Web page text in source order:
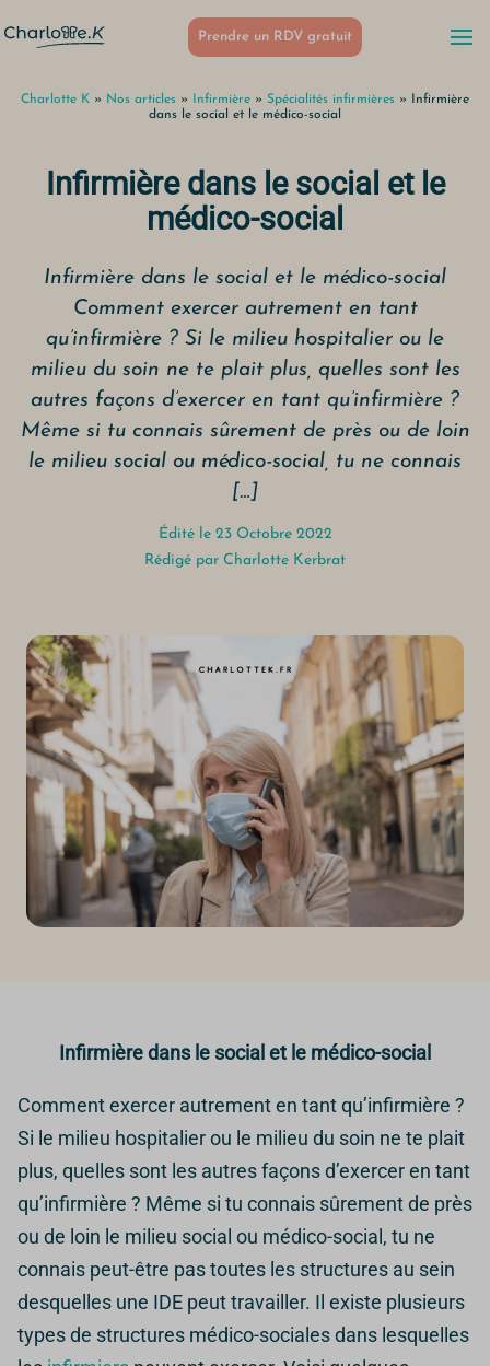
Prendre un RDV gratuit
Charlotte K » Nos articles » Infirmière » Spécialités infirmières »
Infirmière
dans le social et le médico-social
Infirmière dans le social et le
médico-social
Infirmière dans le social et le médico-social
Comment exercer autrement en tant
qu’infirmière ? Si le milieu hospitalier ou le
milieu du soin ne te plait plus, quelles sont les
autres façons d’exercer en tant qu’infirmière ?
Même si tu connais sûrement de près ou de loin
le milieu social ou médico-social, tu ne connais
[…]
Édité le 23 Octobre 2022
Rédigé par Charlotte Kerbrat
Infirmière dans le social et le médico-social
Comment exercer autrement en tant qu’infirmière ?
Si le milieu hospitalier ou le milieu du soin ne te plait
plus, quelles sont les autres façons d’exercer en tant
qu’infirmière ? Même si tu connais sûrement de près
ou de loin le milieu social ou médico-social, tu ne
connais peut-être pas toutes les structures au sein
desquelles une IDE peut travailler. Il existe plusieurs
types de structures médico-sociales dans lesquelles